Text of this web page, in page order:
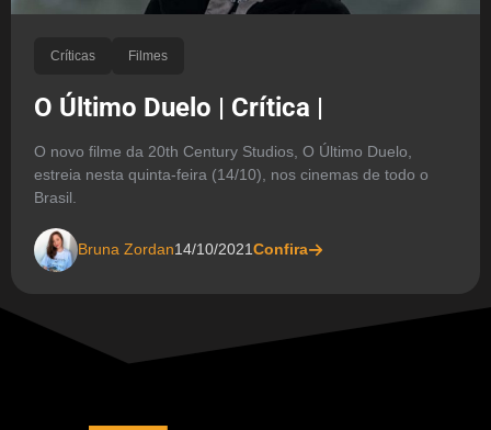
Críticas Filmes
O Último Duelo | Crítica |
O novo filme da 20th Century Studios, O Último Duelo,
estreia nesta quinta-feira (14/10), nos cinemas de todo o
Brasil.
Bruna Zordan14/10/2021Confira